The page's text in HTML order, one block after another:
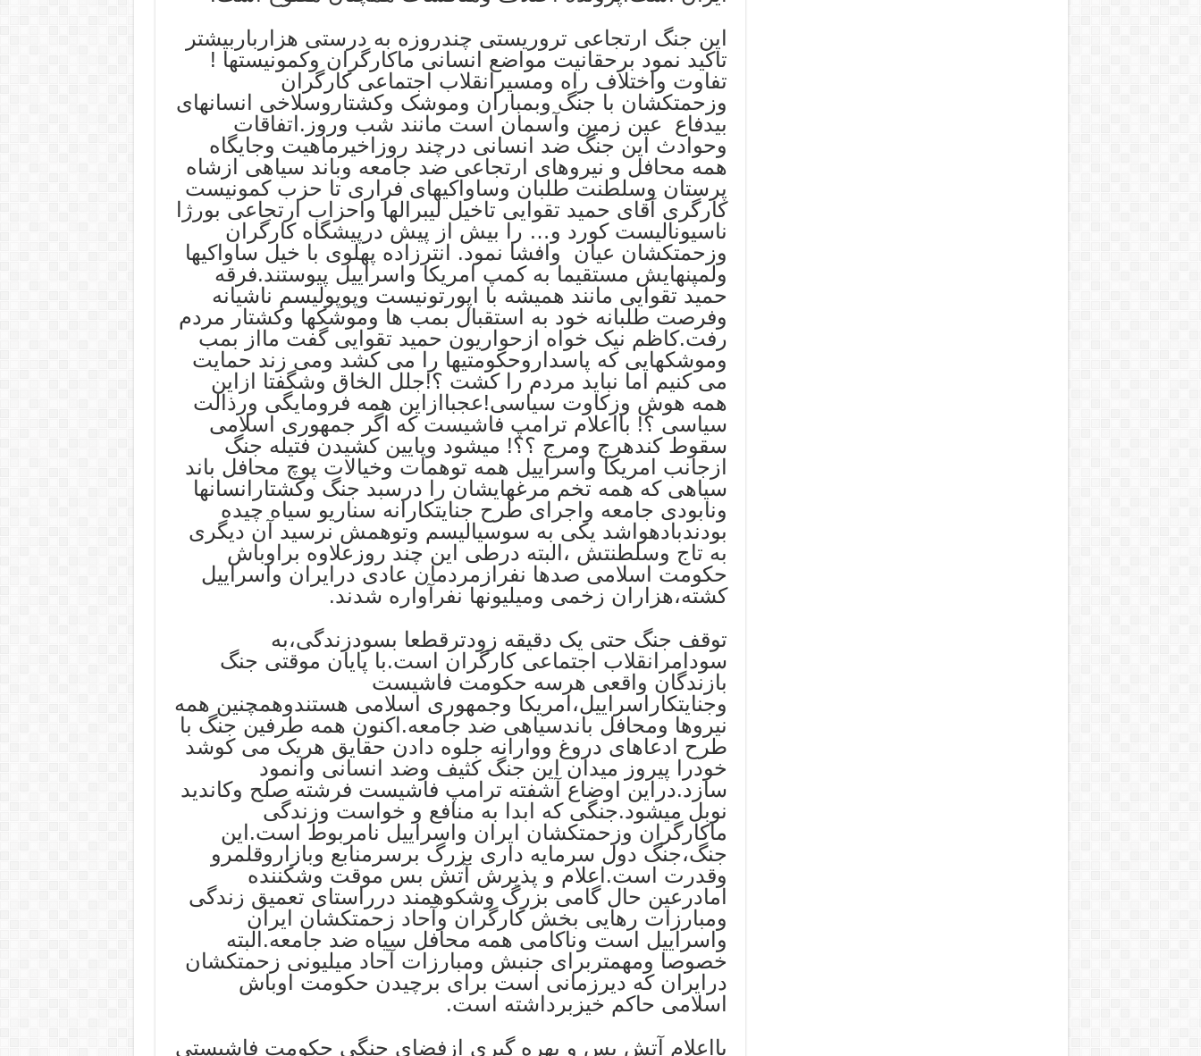
این جنگ ارتجاعی تروریستی چندروزه به درستی هزارباربیشتر
تاکید نمود برحقانیت مواضع انسانی ماکارگران وکمونیستها !
تفاوت واختلاف راه ومسیرانقلاب اجتماعی کارگران
وزحمتکشان با جنگ وبمباران وموشک وکشتاروسلاخی انسانهای
بیدفاع عین زمین وآسمان است مانند شب وروز.اتفاقات
وحوادث این جنگ ضد انسانی درچند روزاخیرماهیت وجایگاه
همه محافل و نیروهای ارتجاعی ضد جامعه وباند سیاهی ازشاه
پرستان وسلطنت طلبان وساواکیهای فراری تا حزب کمونیست
کارگری آقای حمید تقوایی تاخیل لیبرالها واحزاب ارتجاعی بورژا
ناسیونالیست کورد و… را بیش از پیش درپیشگاه کارگران
وزحمتکشان عیان وافشا نمود. انترزاده پهلوی با خیل ساواکیها
ولمپنهایش مستقیما به کمپ امریکا واسراییل پیوستند.فرقه
حمید تقوایی مانند همیشه با اپورتونیست وپوپولیسم ناشیانه
وفرصت طلبانه خود به استقبال بمب ها وموشکها وکشتار مردم
رفت.کاظم نیک خواه ازحواریون حمید تقوایی گفت مااز بمب
وموشکهایی که پاسداروحکومتیها را می کشد ومی زند حمایت
می کنیم اما نباید مردم را کشت ؟!جلل الخاق وشگفتا ازاین
همه هوش وزکاوت سیاسی!عجباازاین همه فرومایگی ورذالت
سیاسی ؟! بااعلام ترامپ فاشیست که اگر جمهوری اسلامی
سقوط کندهرج ومرج ؟؟! میشود وپایین کشیدن فتیله جنگ
ازجانب امریکا واسراییل همه توهمات وخیالات پوچ محافل باند
سیاهی که همه تخم مرغهایشان را درسبد جنگ وکشتارانسانها
ونابودی جامعه واجرای طرح جنایتکارانه سناریو سیاه چیده
بودندبادهواشد یکی به سوسیالیسم وتوهمش نرسید آن دیگری
به تاج وسلطنتش ،البته درطی این چند روزعلاوه براوباش
حکومت اسلامی صدها نفرازمردمان عادی درایران واسراییل
کشته،هزاران زخمی ومیلیونها نفرآواره شدند.
توقف جنگ حتی یک دقیقه زودترقطعا بسودزندگی،به
سودامرانقلاب اجتماعی کارگران است.با پایان موقتی جنگ
بازندگان واقعی هرسه حکومت فاشیست
وجنایتکاراسراییل،امریکا وجمهوری اسلامی هستندوهمچنین همه
نیروها ومحافل باندسیاهی ضد جامعه.اکنون همه طرفین جنگ با
طرح ادعاهای دروغ ووارانه جلوه دادن حقایق هریک می کوشد
خودرا پیروز میدان این جنگ کثیف وضد انسانی وانمود
سازد.دراین اوضاع آشفته ترامپ فاشیست فرشته صلح وکاندید
نوبل میشود.جنگی که ابدا به منافع و خواست وزندگی
ماکارگران وزحمتکشان ایران واسراییل نامربوط است.این
جنگ،جنگ دول سرمایه داری بزرگ برسرمنابع وبازاروقلمرو
وقدرت است.اعلام و پذیرش آتش بس موقت وشکننده
امادرعین حال گامی بزرگ وشکوهمند درراستای تعمیق زندگی
ومبارزات رهایی بخش کارگران وآحاد زحمتکشان ایران
واسراییل است وناکامی همه محافل سیاه ضد جامعه.البته
خصوصا ومهمتربرای جنبش ومبارزات آحاد میلیونی زحمتکشان
درایران که دیرزمانی است برای برچیدن حکومت اوباش
اسلامی حاکم خیزبرداشته است.
بااعلام آتش بس و بهره گیری ازفضای جنگی حکومت فاشیستی